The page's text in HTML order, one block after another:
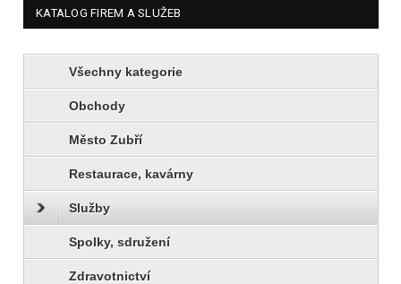
KATALOG FIREM A SLUŽEB
Všechny kategorie
Obchody
Město Zubří
Restaurace, kavárny
Služby
Spolky, sdružení
Zdravotnictví